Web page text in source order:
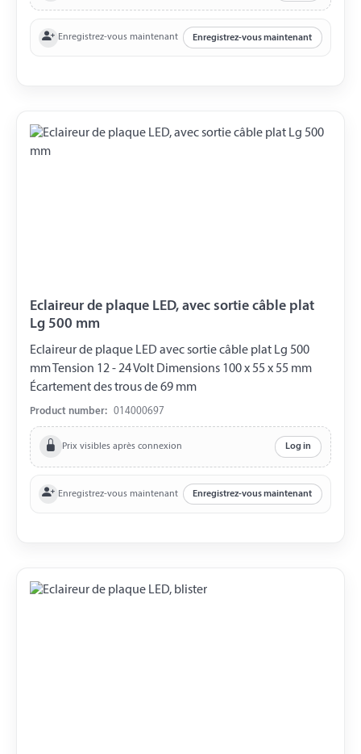
Enregistrez-vous maintenant Enregistrez-vous maintenant
Eclaireur de plaque LED, avec sortie câble plat
Lg 500 mm
Eclaireur de plaque LED avec sortie câble plat Lg 500
mm Tension 12 - 24 Volt Dimensions 100 x 55 x 55 mm
Écartement des trous de 69 mm
Product number: 014000697
Prix visibles après connexion Log in
Enregistrez-vous maintenant Enregistrez-vous maintenant